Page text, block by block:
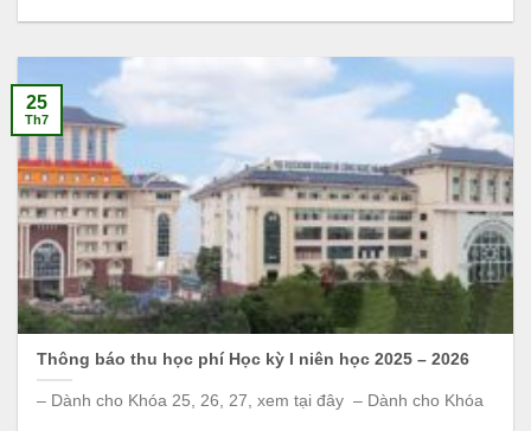
Thông báo thu học phí Học kỳ I niên học 2025 – 2026
– Dành cho Khóa 25, 26, 27, xem tại đây – Dành cho Khóa
25
Th7